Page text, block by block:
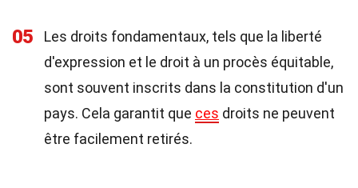
05
Les droits fondamentaux, tels que la liberté
d'expression et le droit à un procès équitable,
sont souvent inscrits dans la constitution d'un
pays. Cela garantit que ces droits ne peuvent
être facilement retirés.